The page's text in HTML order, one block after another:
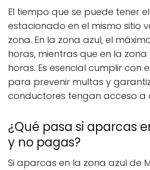
El tiempo que se puede tener
estacionado en el mismo sitio
zona. En la zona azul, el
horas, mientras que en la zona
horas. Es esencial cumplir con
para prevenir multas y
conductores tengan acceso a
¿Qué pasa si aparcas
y no pagas?
Si aparcas en la zona azul de